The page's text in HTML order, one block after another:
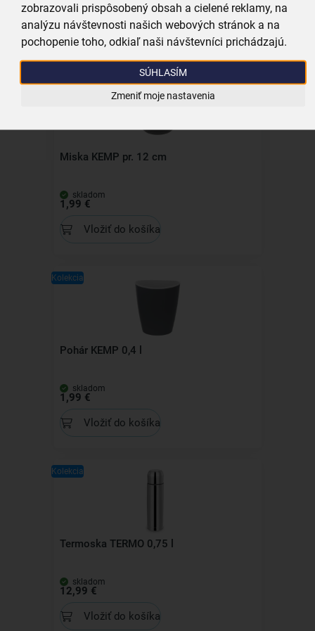
zobrazovali prispôsobený obsah a cielené reklamy, na
analýzu návštevnosti našich webových stránok a na
pochopenie toho, odkiaľ naši návštevníci prichádzajú.
SÚHLASÍM
Zmeniť moje nastavenia
Všechny produkty
Související produkty
Kolekcia
Miska KEMP pr. 12 cm
skladom
1,99 €
Vložiť do košíka
Kolekcia
Pohár KEMP 0,4 l
skladom
1,99 €
Vložiť do košíka
Kolekcia
Termoska TERMO 0,75 l
skladom
12,99 €
Vložiť do košíka